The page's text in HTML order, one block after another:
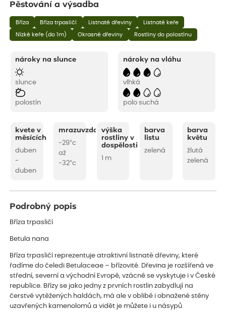
Pěstování a výsadba
Bříza Bříza trpasličí Listnaté dřeviny Listnaté keře
Nízké keře (do 1m) Okrasné dřeviny Rostliny do polostínu
nároky na slunce
slunce
polostín
nároky na vláhu
vlhká
polo suchá
kvete v
měsících
duben
-
duben
mrazuvzdornost
-29°c
až
-32°c
výška
rostliny v
dospělosti
1 m
barva
listu
zelená
barva
květu
žlutá
zelená
Podrobný popis
Bříza trpasličí
Betula nana
Bříza trpasličí reprezentuje atraktivní listnaté dřeviny, které
řadíme do čeledi Betulaceae – břízovité. Dřevina je rozšířená ve
střední, severní a východní Evropě, vzácně se vyskytuje i v České
republice. Břízy se jako jedny z prvních rostlin zabydlují na
čerstvě vytěžených haldách, má ale v oblibě i obnažené stěny
uzavřených kamenolomů a vidět je můžete i u násypů